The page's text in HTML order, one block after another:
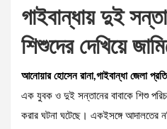
গাইবান্ধায় দুই
শিশুদের দেখিয়ে
আনোয়ার হোসেন রানা,গাইবান্ধা জেলা
এক যুবক ও দুই সন্তানের বাবাকে শিশু
করার ঘটনা ঘটেছে। একইসঙ্গে আদালতের